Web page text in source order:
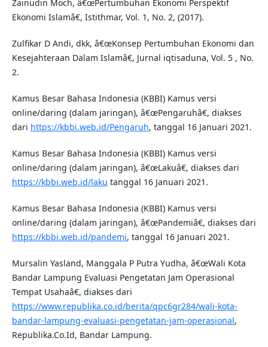
Zainudin Moch, â€œPertumbuhan Ekonomi Perspektif
Ekonomi Islamâ€, Istithmar, Vol. 1, No. 2, (2017).
Zulfikar D Andi, dkk, â€œKonsep Pertumbuhan Ekonomi dan
Kesejahteraan Dalam Islamâ€, Jurnal iqtisaduna, Vol. 5 , No.
2.
Kamus Besar Bahasa Indonesia (KBBI) Kamus versi
online/daring (dalam jaringan), â€œPengaruhâ€, diakses
dari https://kbbi.web.id/Pengaruh, tanggal 16 Januari 2021.
Kamus Besar Bahasa Indonesia (KBBI) Kamus versi
online/daring (dalam jaringan), â€œLakuâ€, diakses dari
https://kbbi.web.id/laku tanggal 16 Januari 2021.
Kamus Besar Bahasa Indonesia (KBBI) Kamus versi
online/daring (dalam jaringan), â€œPandemiâ€, diakses dari
https://kbbi.web.id/pandemi, tanggal 16 Januari 2021.
Mursalin Yasland, Manggala P Putra Yudha, â€œWali Kota
Bandar Lampung Evaluasi Pengetatan Jam Operasional
Tempat Usahaâ€, diakses dari
https://www.republika.co.id/berita/qpc6gr284/wali-kota-
bandar-lampung-evaluasi-pengetatan-jam-operasional,
Republika.Co.Id, Bandar Lampung.